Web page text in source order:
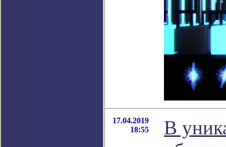
17.04.2019
18:55
В